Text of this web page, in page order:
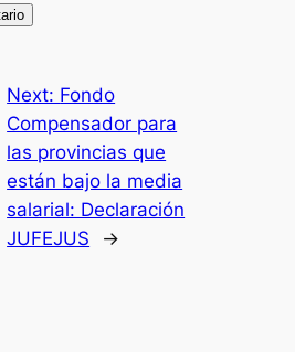
Next: Fondo
Compensador para
las provincias que
están bajo la media
salarial: Declaración
JUFEJUS
→